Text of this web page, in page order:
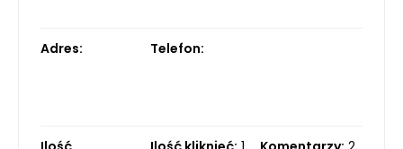
Adres: Telefon: